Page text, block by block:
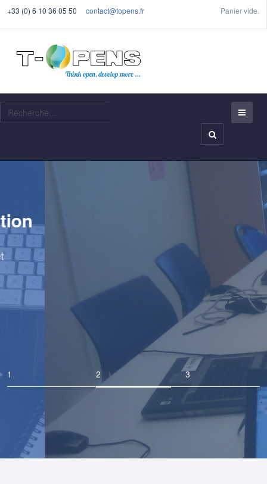
+33 (0) 6 10 36 05 50 contact@topens.fr Panier vide.
Formation
Nous transmettons à vos collaborateurs notre savoir
et savoir-faire issus de nos retours d'expérience sur
les technologies que nous maîtrisons.